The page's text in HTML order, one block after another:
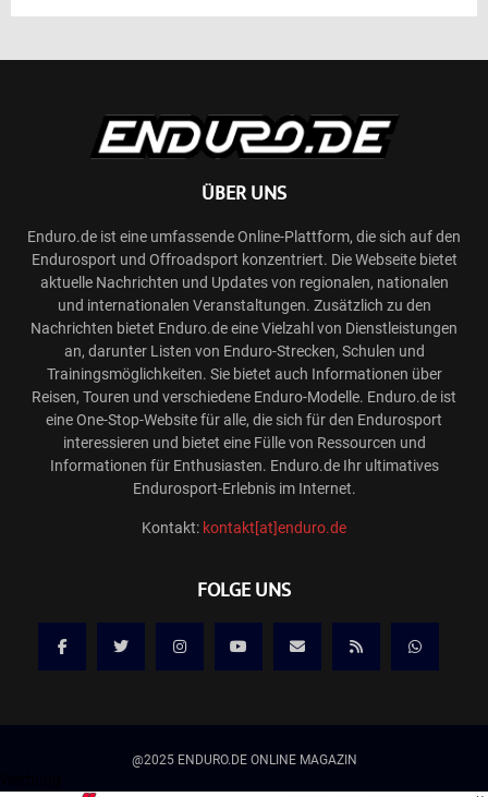
ÜBER UNS
Enduro.de ist eine umfassende Online-Plattform, die sich auf den
Endurosport und Offroadsport konzentriert. Die Webseite bietet
aktuelle Nachrichten und Updates von regionalen, nationalen
und internationalen Veranstaltungen. Zusätzlich zu den
Nachrichten bietet Enduro.de eine Vielzahl von Dienstleistungen
an, darunter Listen von Enduro-Strecken, Schulen und
Trainingsmöglichkeiten. Sie bietet auch Informationen über
Reisen, Touren und verschiedene Enduro-Modelle. Enduro.de ist
eine One-Stop-Website für alle, die sich für den Endurosport
interessieren und bietet eine Fülle von Ressourcen und
Informationen für Enthusiasten. Enduro.de Ihr ultimatives
Endurosport-Erlebnis im Internet.
Kontakt: kontakt[at]enduro.de
FOLGE UNS
@2025 ENDURO.DE ONLINE MAGAZIN